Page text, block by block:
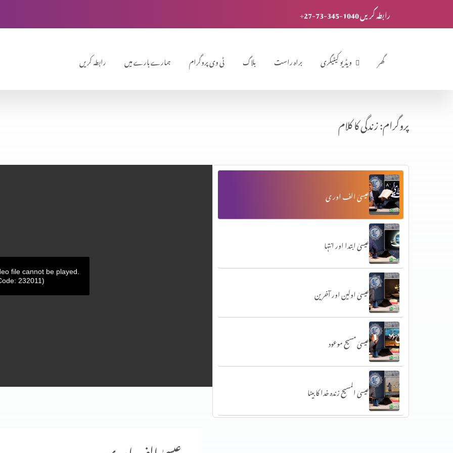
+27-73-345-1040 رابطہ کریں
رابطہ کریں ہمارے بارے میں ٹی وی پروگرام بلاگ براہ راست ویڈیو کیٹیگری گھر
پروگرام: زندگی کا کلام
file cannot be played.
232011)
عیسیٰ الف اور ی
عیسیٰ ابتدا اور انتہا
عیسیٰ اولین اور آخرین
عیسیٰ مسیح موعود
عیسیٰ المسیح زندہ خدا کا بیٹا